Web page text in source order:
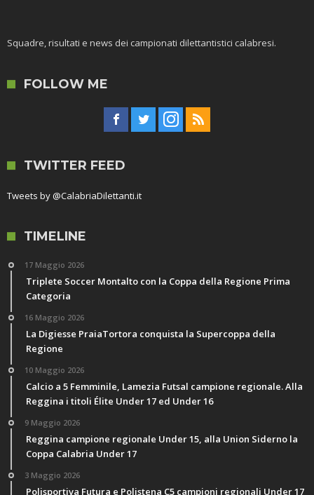
Squadre, risultati e news dei campionati dilettantistici calabresi.
FOLLOW ME
TWITTER FEED
Tweets by @CalabriaDilettanti.it
TIMELINE
17 Maggio 2026
Triplete Soccer Montalto con la Coppa della Regione Prima
Categoria
16 Maggio 2026
La Digiesse PraiaTortora conquista la Supercoppa della
Regione
10 Maggio 2026
Calcio a 5 Femminile, Lamezia Futsal campione regionale. Alla
Reggina i titoli Élite Under 17 ed Under 16
9 Maggio 2026
Reggina campione regionale Under 15, alla Union Siderno la
Coppa Calabria Under 17
3 Maggio 2026
Polisportiva Futura e Polistena C5 campioni regionali Under 17